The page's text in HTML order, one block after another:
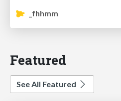
_fhhmm
Featured
See All Featured